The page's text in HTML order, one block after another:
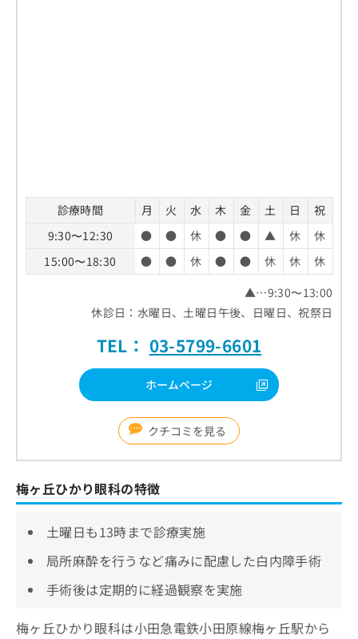
診療時間 月 火 水 木 金 土 日
祝
9:30〜12:30
● ● 休 ● ● ▲ 休
休
15:00〜18:30
● ● 休 ● ● 休 休
休
▲…9:30〜13:00
休診日：水曜日、土曜日午後、日曜日、祝祭日
TEL： 03-5799-6601
ホームページ
クチコミを見る
梅ヶ丘ひかり眼科の特徴
土曜日も13時まで診療実施
局所麻酔を行うなど痛みに配慮した白内障手術
手術後は定期的に経過観察を実施
梅ヶ丘ひかり眼科は小田急電鉄小田原線梅ヶ丘駅から